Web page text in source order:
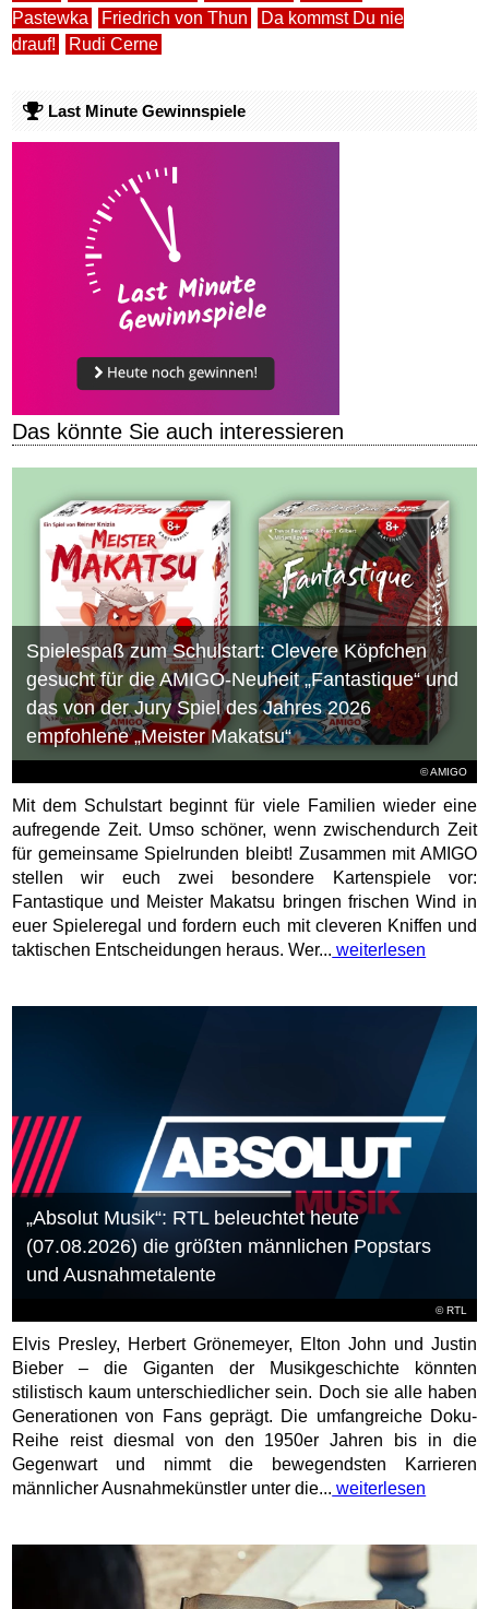
Pastewka
Friedrich von Thun
Da kommst Du nie
drauf!
Rudi Cerne
Last Minute Gewinnspiele
Das könnte Sie auch interessieren
© AMIGO
Spielespaß zum Schulstart: Clevere Köpfchen
gesucht für die AMIGO-Neuheit „Fantastique“ und
das von der Jury Spiel des Jahres 2026
empfohlene „Meister Makatsu“
Mit dem Schulstart beginnt für viele Familien wieder eine
aufregende Zeit. Umso schöner, wenn zwischendurch Zeit
für gemeinsame Spielrunden bleibt! Zusammen mit AMIGO
stellen wir euch zwei besondere Kartenspiele vor:
Fantastique und Meister Makatsu bringen frischen Wind in
euer Spieleregal und fordern euch mit cleveren Kniffen und
taktischen Entscheidungen heraus. Wer... weiterlesen
©RTL
„Absolut Musik“: RTL beleuchtet heute
(07.08.2026) die größten männlichen Popstars
und Ausnahmetalente
Elvis Presley, Herbert Grönemeyer, Elton John und Justin
Bieber – die Giganten der Musikgeschichte könnten
stilistisch kaum unterschiedlicher sein. Doch sie alle haben
Generationen von Fans geprägt. Die umfangreiche Doku-
Reihe reist diesmal von den 1950er Jahren bis in die
Gegenwart und nimmt die bewegendsten Karrieren
männlicher Ausnahmekünstler unter die... weiterlesen